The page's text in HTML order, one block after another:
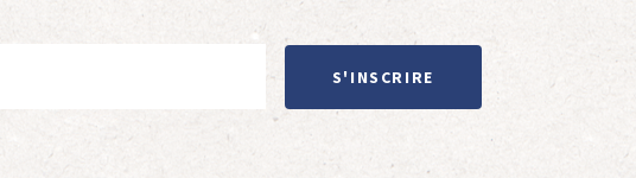
S'INSCRIRE